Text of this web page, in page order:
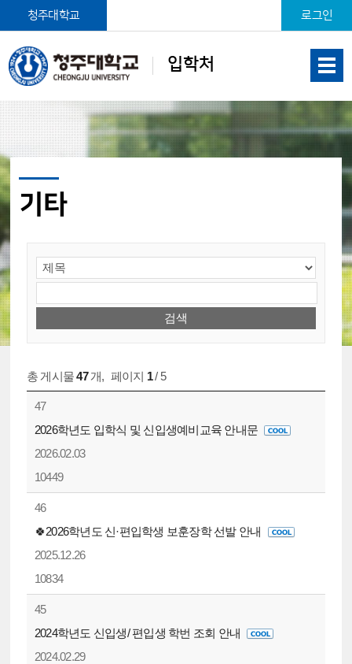
입학처
청주대학교 로그인
기타
총 게시물47개, 페이지 1/ 5
47
2026학년도 입학식 및 신입생예비교육 안내문
2026.02.03
10449
46
🍀2026학년도 신·편입학생 보훈장학 선발 안내
2025.12.26
10834
45
2024학년도 신입생/ 편입생 학번 조회 안내
2024.02.29